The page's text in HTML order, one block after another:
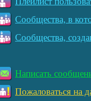
Сообщества, в
Сообщества,
Написать
Пожаловаться на